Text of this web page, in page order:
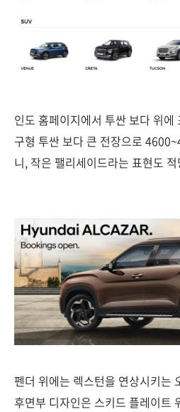
인도 홈페이지에서 투싼 보다 위에
구형 투싼 보다 큰 전장으로
니, 작은 팰리세이드라는 표현도
펜더 위에는 렉스턴을 연상시키는
후면부 디자인은 스키드 플레이트